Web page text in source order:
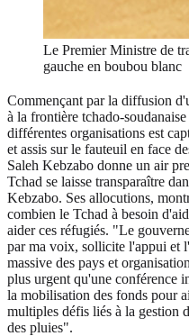
Le Premier Ministre de
gauche en boubou blanc
Commençant par la diffusion
à la frontière tchado-
différentes organisations est
et assis sur le fauteuil en face
Saleh Kebzabo donne un air
Tchad se laisse transparaître
Kebzabo. Ses allocutions,
combien le Tchad à besoin
aider ces réfugiés. "Le
par ma voix, sollicite l'appui et
massive des pays et
plus urgent qu'une conférence
la mobilisation des fonds pour
multiples défis liés à la gestion
des pluies".